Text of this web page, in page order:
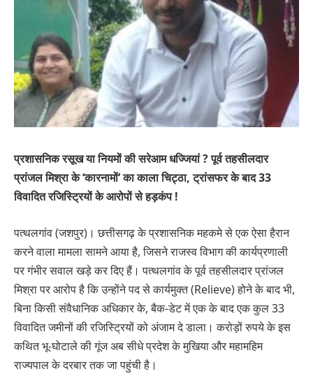
प्रशासनिक रसूख या नियमों की सरेआम धज्जियां ? पूर्व तहसीलदार
प्रांजल मिश्रा के ‘कारनामों’ का काला चिट्ठा, ट्रांसफर के बाद 33
विवादित रजिस्ट्रियों के आरोपों से हड़कंप !
पत्थलगांव (जशपुर)। छत्तीसगढ़ के प्रशासनिक महकमे से एक ऐसा हैरान
करने वाला मामला सामने आया है, जिसने राजस्व विभाग की कार्यप्रणाली
पर गंभीर सवाल खड़े कर दिए हैं। पत्थलगांव के पूर्व तहसीलदार प्रांजल
मिश्रा पर आरोप है कि उन्होंने पद से कार्यमुक्त (Relieve) होने के बाद भी,
बिना किसी संवैधानिक अधिकार के, बैक-डेट में एक के बाद एक कुल 33
विवादित जमीनों की रजिस्ट्रियों को अंजाम दे डाला। करोड़ों रुपये के इस
कथित भू-घोटाले की गूंज अब सीधे प्रदेश के मुखिया और महामहिम
राज्यपाल के दरबार तक जा पहुंची है।